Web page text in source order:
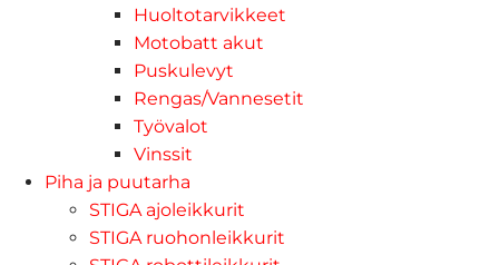
Huoltotarvikkeet
Motobatt akut
Puskulevyt
Rengas/Vannesetit
Työvalot
Vinssit
Piha ja puutarha
STIGA ajoleikkurit
STIGA ruohonleikkurit